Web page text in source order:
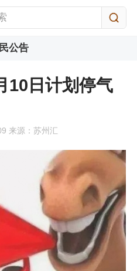
公告
10日计划停气
来源：苏州汇